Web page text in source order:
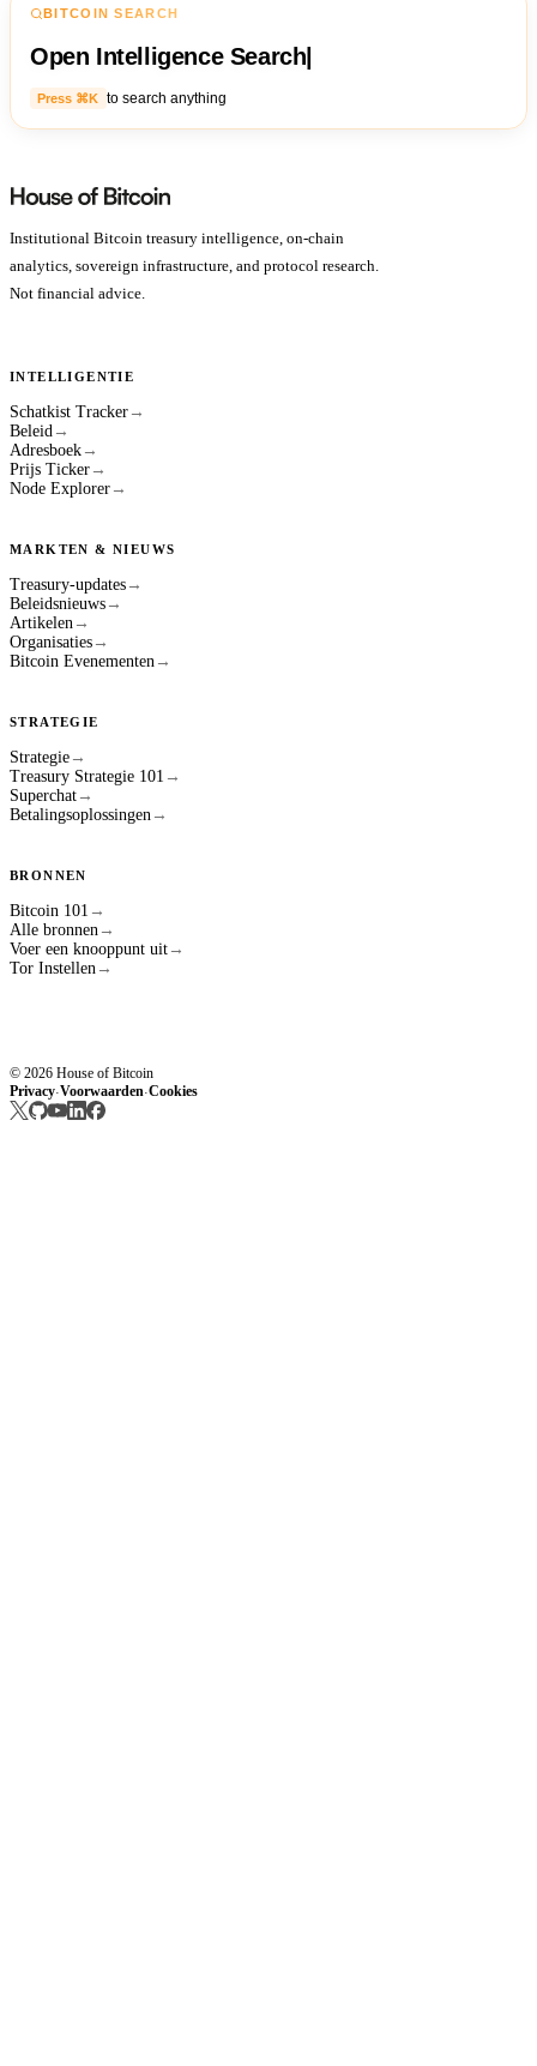
BITCOIN SEARCH
Open Intelligence Search|
Press ⌘K to search anything
Institutional Bitcoin treasury intelligence, on-chain
analytics, sovereign infrastructure, and protocol research.
Not financial advice.
INTELLIGENTIE
Schatkist Tracker →
Beleid →
Adresboek →
Prijs Ticker →
Node Explorer →
MARKTEN & NIEUWS
Treasury-updates →
Beleidsnieuws →
Artikelen →
Organisaties →
Bitcoin Evenementen →
STRATEGIE
Strategie →
Treasury Strategie 101 →
Superchat →
Betalingsoplossingen →
BRONNEN
Bitcoin 101 →
Alle bronnen →
Voer een knooppunt uit →
Tor Instellen →
© 2026 House of Bitcoin
Privacy·Voorwaarden·Cookies